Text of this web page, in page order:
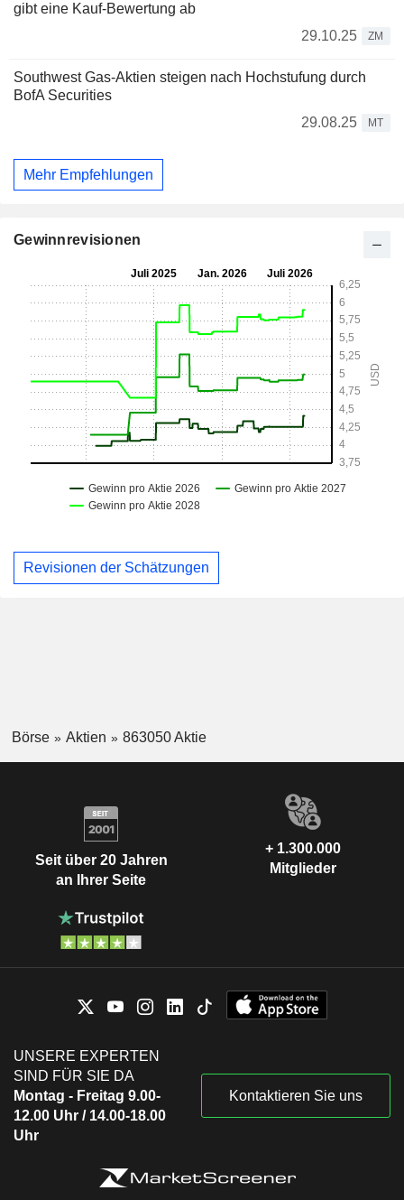
gibt eine Kauf-Bewertung ab
29.10.25
ZM
Southwest Gas-Aktien steigen nach Hochstufung durch
BofA Securities
29.08.25
MT
Mehr Empfehlungen
Gewinnrevisionen
Revisionen der Schätzungen
Börse Aktien 863050 Aktie
Seit über 20 Jahren
an Ihrer Seite
+ 1.300.000
Mitglieder
UNSERE EXPERTEN
SIND FÜR SIE DA
Montag - Freitag 9.00-
12.00 Uhr / 14.00-18.00
Uhr
Kontaktieren Sie uns